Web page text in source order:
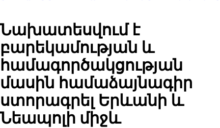
Նախատեսվում է
բարեկամության և
համագործակցության
մասին համաձայնագիր
ստորագրել Երևանի և
Նեապոլի միջև